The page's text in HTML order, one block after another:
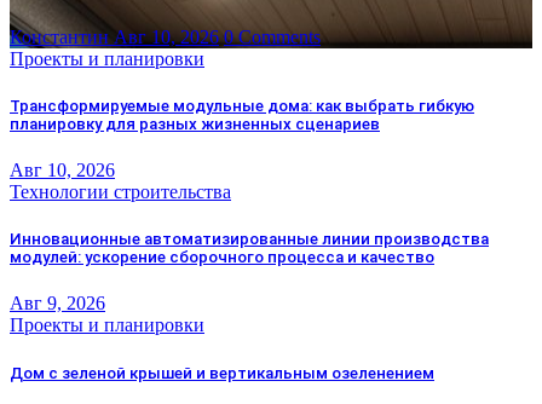
Константин Авг 10, 2026 0 Comments
Проекты и планировки
Трансформируемые модульные дома: как выбрать гибкую
планировку для разных жизненных сценариев
Авг 10, 2026
Технологии строительства
Инновационные автоматизированные линии производства
модулей: ускорение сборочного процесса и качество
Авг 9, 2026
Проекты и планировки
Дом с зеленой крышей и вертикальным озеленением